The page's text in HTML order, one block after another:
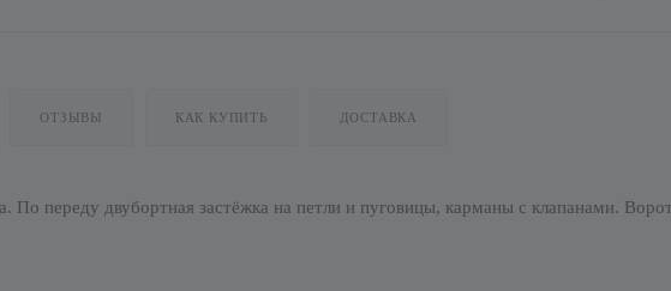
ОТЗЫВЫ КАК КУПИТЬ ДОСТАВКА
По переду двубортная застёжка на петли и пуговицы, карманы с клапанами.